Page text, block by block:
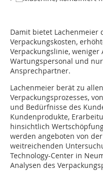
Damit bietet Lachenmeier
Verpackungskosten,
Verpackungslinie, weniger
Wartungspersonal und
Ansprechpartner.
Lachenmeier berät zu
Verpackungsprozesses,
und Bedürfnisse des
Kundenprodukte,
hinsichtlich
werden angeboten von
weitreichenden
Technology-Center in
Analysen des